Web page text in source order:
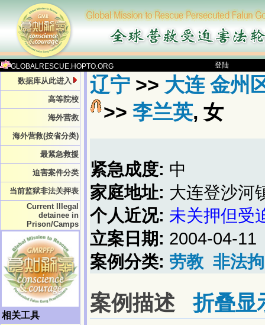
GLOBALRESCUE.HOPTO.ORG 登陆
数据库从此进入
高等院校
海外营救
海外营救(按省分类)
最紧急救援
迫害案件分类
当前监狱非法关押表
Current Illegal
detainee in
Prison/Camps
相关工具
辽宁 >> 大连 金州
>> 李兰英, 女
紧急成度: 中
家庭地址: 大连登沙河
个人近况: 未关押但受
立案日期: 2004-04-11
案例分类: 劳教 非法
案例描述折叠显